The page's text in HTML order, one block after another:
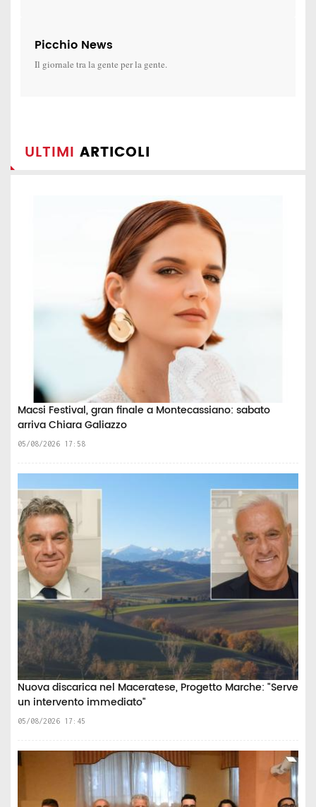
Picchio News
Il giornale tra la gente per la gente.
ULTIMI ARTICOLI
Macsi Festival, gran finale a Montecassiano: sabato
arriva Chiara Galiazzo
05/08/2026 17:58
Nuova discarica nel Maceratese, Progetto Marche: "Serve
un intervento immediato"
05/08/2026 17:45